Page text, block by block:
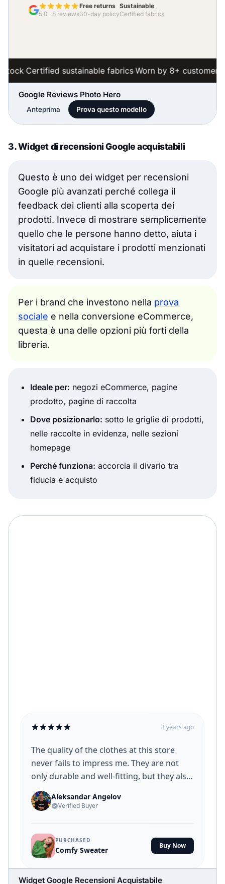
Google Reviews Photo Hero
Anteprima Prova questo modello
3. Widget di recensioni Google acquistabili
Questo è uno dei widget per recensioni
Google più avanzati perché collega il
feedback dei clienti alla scoperta dei
prodotti. Invece di mostrare semplicemente
quello che le persone hanno detto, aiuta i
visitatori ad acquistare i prodotti menzionati
in quelle recensioni.
Per i brand che investono nella prova
sociale e nella conversione eCommerce,
questa è una delle opzioni più forti della
libreria.
Ideale per: negozi eCommerce, pagine
prodotto, pagine di raccolta
Dove posizionarlo: sotto le griglie di prodotti,
nelle raccolte in evidenza, nelle sezioni
homepage
Perché funziona: accorcia il divario tra
fiducia e acquisto
Widget Google Recensioni Acquistabile